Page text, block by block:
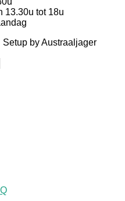
13.30u tot 18u
Setup by Austraaljager